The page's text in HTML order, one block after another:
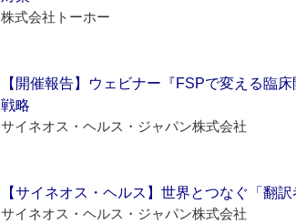
株式会社トーホー
【開催報告】ウェビナー『FSPで変える臨
戦略
サイネオス・ヘルス・ジャパン株式会社
【サイネオス・ヘルス】世界とつなぐ「翻
サイネオス・ヘルス・ジャパン株式会社